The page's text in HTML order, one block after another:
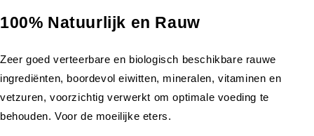
100% Natuurlijk en Rauw
Zeer goed verteerbare en biologisch beschikbare rauwe
ingrediënten, boordevol eiwitten, mineralen, vitaminen en
vetzuren, voorzichtig verwerkt om optimale voeding te
behouden. Voor de moeilijke eters.